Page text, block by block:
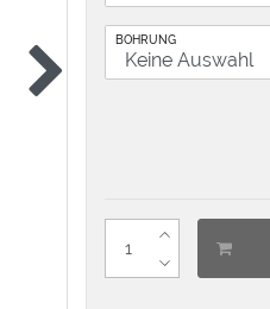
BOHRUNG